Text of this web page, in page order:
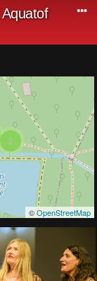
Aquatof
2
©OpenStreetMap